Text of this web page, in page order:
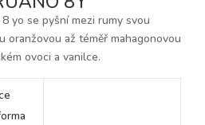
yo se pyšní mezi rumy svou
oranžovou až téměř mahagonovou
ovoci a vanilce.